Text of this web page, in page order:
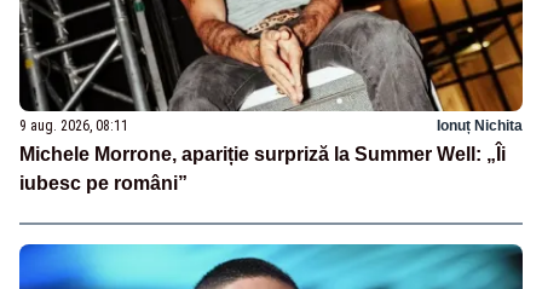
9 aug. 2026, 08:11 Ionuț Nichita
Michele Morrone, apariție surpriză la Summer Well: „Îi
iubesc pe români”